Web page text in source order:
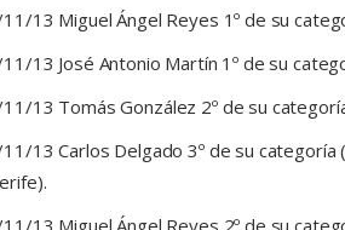
13 Miguel Ángel Reyes 1º de su
13 José Antonio Martín 1º de su
13 Tomás González 2º de su
13 Carlos Delgado 3º de su
13 Miguel Ángel Reyes 2º de su